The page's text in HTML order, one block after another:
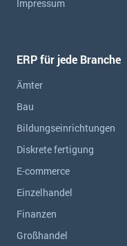
Impressum
ERP für jede Branche
Ämter
Bau
Bildungseinrichtungen
Diskrete fertigung
E-commerce
Einzelhandel
Finanzen
Großhandel